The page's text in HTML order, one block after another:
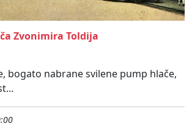
Zvonimira Toldija
bogato nabrane svilene pump hlače,